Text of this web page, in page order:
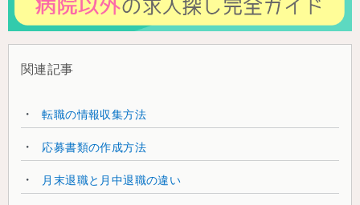
関連記事
転職の情報収集方法
応募書類の作成方法
月末退職と月中退職の違い